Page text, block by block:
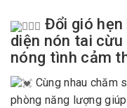
Đổi gió hẹn
diện nón tai
nóng tình cảm
Cùng nhau chăm
phòng năng lượng